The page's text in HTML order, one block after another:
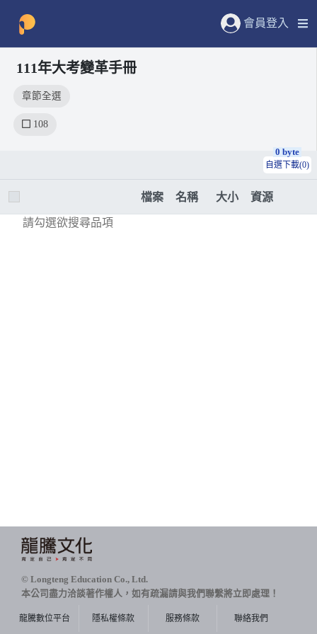
會員登入
111年大考變革手冊
章節全選
108
0 byte
自選下載(0)
檔案 名稱 大小 資源
請勾選欲搜尋品項
© Longteng Education Co., Ltd.
本公司盡力洽談著作權人，如有疏漏請與我們聯繫將立即處理！
龍騰數位平台 隱私權條款 服務條款 聯絡我們